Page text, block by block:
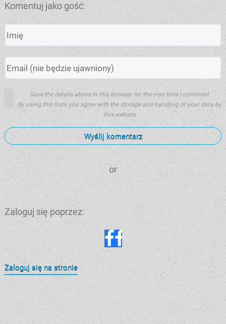
Komentuj jako gość:
Save the details above in this browser for the next time I comment
By using this form you agree with the storage and handling of your data by
this website
Wyślij komentarz
or
Zaloguj się poprzez:
Zaloguj się na stronie